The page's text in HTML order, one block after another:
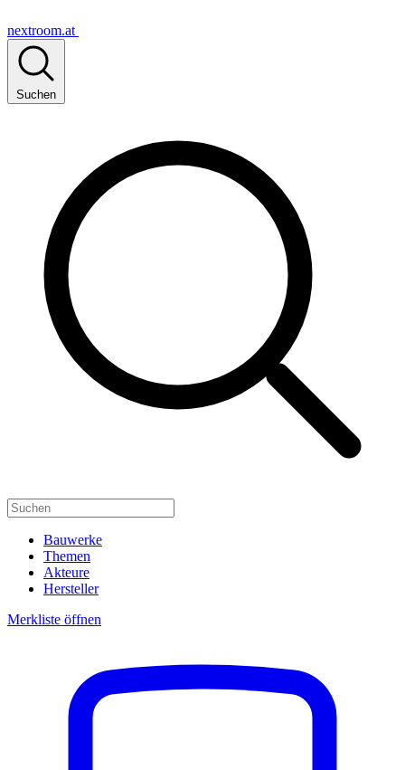
nextroom.at
Suchen
Bauwerke
Themen
Akteure
Hersteller
Merkliste öffnen